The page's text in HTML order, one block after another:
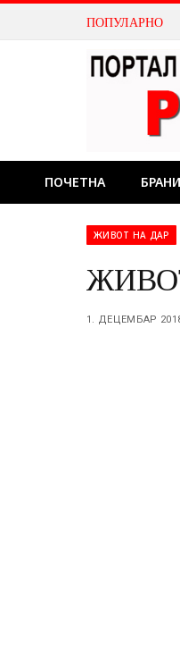
ПОПУЛАРНО
ПОЧЕТНА
ЖИВОТ НА ДАР
1. ДЕЦЕМБАР